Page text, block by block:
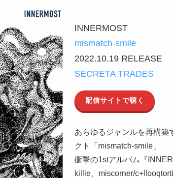
INNERMOST
mismatch-smile
2022.10.19 RELEASE
SECRETA TRADES
配信サイトで聴く
あらゆるジャンルを再構築
クト「mismatch-smile」
衝撃の1stアルバム『
killie、miscorner/